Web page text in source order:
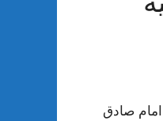
و لا يدع أيّامه باطلاً. 1 بيان مراد امام صادق